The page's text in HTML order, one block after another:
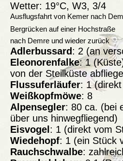
Wetter: 19°C, W3, 3/4
Ausflugsfahrt von Kemer nach
Bergrücken auf einer Hochstraße
nach Demre und wieder zurück
Adlerbussard: 2 (an
Eleonorenfalke: 1
von der Steilküste
Flussuferläufer: 1
Weißkopfmöwe: 8
Alpensegler: 80 ca. (bei
über uns hinwegfliegend)
Eisvogel : 1 (direkt vom
Wiedehopf: 1 (ein Stück
Rauchschwalbe: